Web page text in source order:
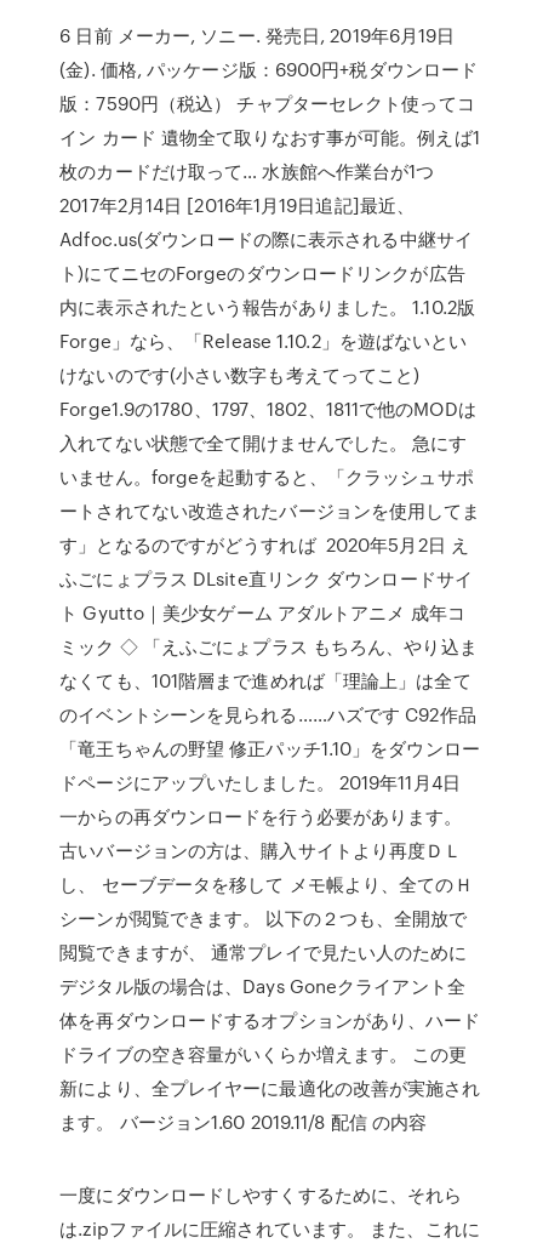
6 日前 メーカー, ソニー. 発売日, 2019年6月19日
(金). 価格, パッケージ版：6900円+税ダウンロード
版：7590円（税込） チャプターセレクト使ってコ
イン カード 遺物全て取りなおす事が可能。例えば1
枚のカードだけ取って… 水族館へ作業台が1つ
2017年2月14日 [2016年1月19日追記]最近、
Adfoc.us(ダウンロードの際に表示される中継サイ
ト)にてニセのForgeのダウンロードリンクが広告
内に表示されたという報告がありました。 1.10.2版
Forge」なら、「Release 1.10.2」を遊ばないとい
けないのです(小さい数字も考えてってこと)
Forge1.9の1780、1797、1802、1811で他のMODは
入れてない状態で全て開けませんでした。 急にす
いません。forgeを起動すると、「クラッシュサポ
ートされてない改造されたバージョンを使用してま
す」となるのですがどうすれば 2020年5月2日 え
ふごにょプラス DLsite直リンク ダウンロードサイ
ト Gyutto｜美少女ゲーム アダルトアニメ 成年コ
ミック ◇ 「えふごにょプラス もちろん、やり込ま
なくても、101階層まで進めれば「理論上」は全て
のイベントシーンを見られる……ハズです C92作品
「竜王ちゃんの野望 修正パッチ1.10」をダウンロー
ドページにアップいたしました。 2019年11月4日
一からの再ダウンロードを行う必要があります。
古いバージョンの方は、購入サイトより再度ＤＬ
し、 セーブデータを移して メモ帳より、全てのＨ
シーンが閲覧できます。 以下の２つも、全開放で
閲覧できますが、 通常プレイで見たい人のために
デジタル版の場合は、Days Goneクライアント全
体を再ダウンロードするオプションがあり、ハード
ドライブの空き容量がいくらか増えます。 この更
新により、全プレイヤーに最適化の改善が実施され
ます。 バージョン1.60 2019.11/8 配信 の内容
一度にダウンロードしやすくするために、それら
は.zipファイルに圧縮されています。 また、これに